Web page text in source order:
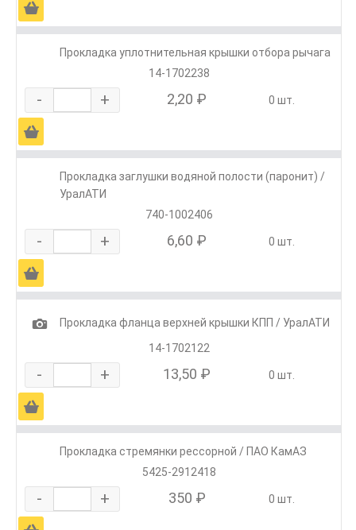
Ä
Прокладка уплотнительная крышки отбора рычага
14-1702238
- + 2,20 ₽ 0 шт.
Ä
Прокладка заглушки водяной полости (паронит) /
УралАТИ
740-1002406
- + 6,60 ₽ 0 шт.
Ä
1
Прокладка фланца верхней крышки КПП / УралАТИ
14-1702122
- + 13,50 ₽ 0 шт.
Ä
Прокладка стремянки рессорной / ПАО КамАЗ
5425-2912418
- + 350 ₽ 0 шт.